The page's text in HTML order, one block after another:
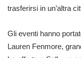
trasferirsi in un’altra
Gli eventi hanno
Lauren Fenmore,